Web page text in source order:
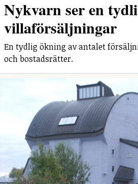
Nykvarn ser en
villaförsäljningar
En tydlig ökning av antalet
och bostadsrätter.